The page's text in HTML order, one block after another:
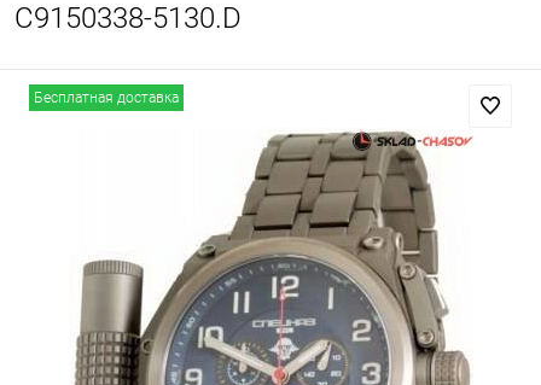
С9150338-5130.D
Бесплатная доставка